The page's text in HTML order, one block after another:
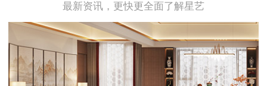
最新资讯，更快更全面了解星艺